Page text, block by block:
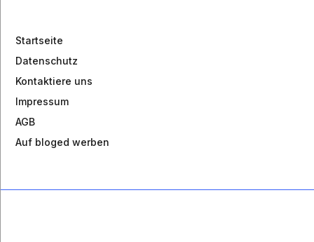
Startseite
Datenschutz
Kontaktiere uns
Impressum
AGB
Auf bloged werben